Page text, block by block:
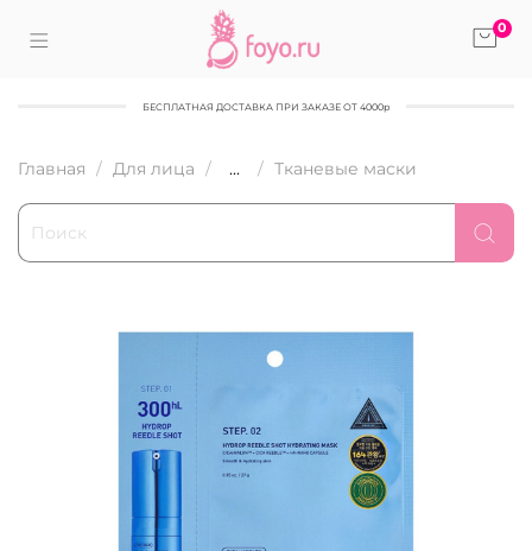
0
БЕСПЛАТНАЯ ДОСТАВКА ПРИ ЗАКАЗЕ ОТ 4000р
Главная Для лица ... Тканевые маски